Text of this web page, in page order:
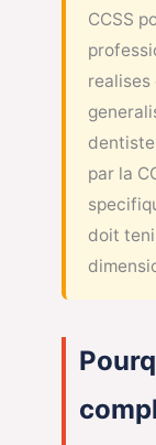
CCSS
realises
par la
doit